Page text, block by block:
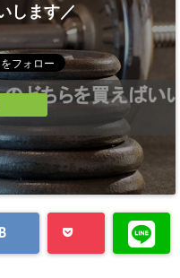
します／